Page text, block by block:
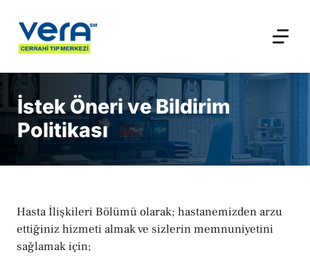
İstek Öneri ve Bildirim
Politikası
Hasta İlişkileri Bölümü olarak; hastanemizden arzu
ettiğiniz hizmeti almak ve sizlerin memnuniyetini
sağlamak için;